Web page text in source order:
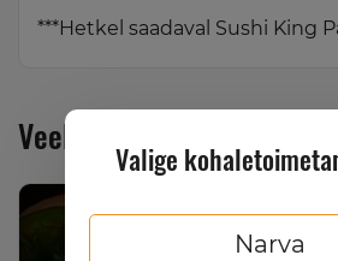
Valige
Narva
***Hetkel saadaval Sushi King
Veel uudiseid